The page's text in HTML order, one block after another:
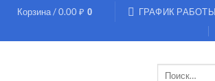
Корзина /0.00 ₽ 0
ГРАФИК